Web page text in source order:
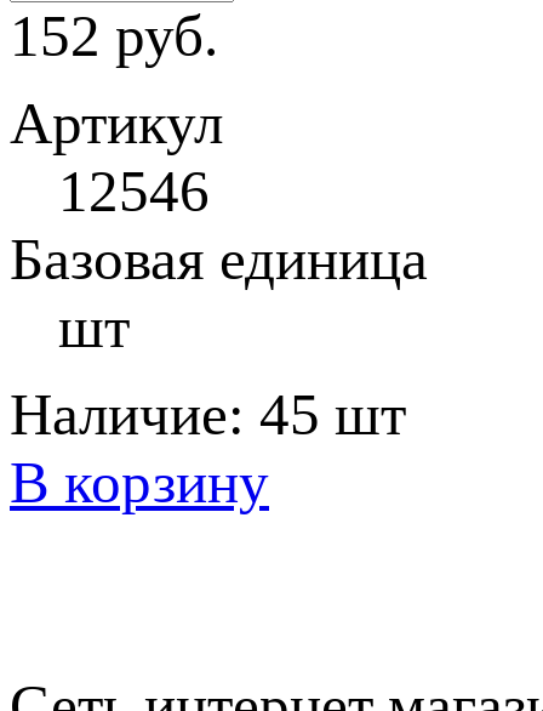
152 руб.
Артикул
12546
Базовая единица
шт
Наличие: 45 шт
В корзину